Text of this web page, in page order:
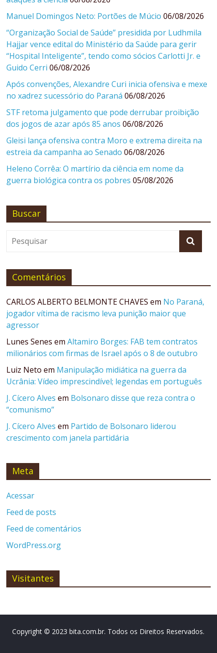
Manuel Domingos Neto: Portões de Múcio 06/08/2026
“Organização Social de Saúde” presidida por Ludhmila
Hajjar vence edital do Ministério da Saúde para gerir
“Hospital Inteligente”, tendo como sócios Carlotti Jr. e
Guido Cerri 06/08/2026
Após convenções, Alexandre Curi inicia ofensiva e mexe
no xadrez sucessório do Paraná 06/08/2026
STF retoma julgamento que pode derrubar proibição
dos jogos de azar após 85 anos 06/08/2026
Gleisi lança ofensiva contra Moro e extrema direita na
estreia da campanha ao Senado 06/08/2026
Heleno Corrêa: O martírio da ciência em nome da
guerra biológica contra os pobres 05/08/2026
Buscar
Comentários
CARLOS ALBERTO BELMONTE CHAVES em No Paraná,
jogador vítima de racismo leva punição maior que
agressor
Lunes Senes emAltamiro Borges: FAB tem contratos
milionários com firmas de Israel após o 8 de outubro
Luiz Neto em Manipulação midiática na guerra da
Ucrânia: Vídeo imprescindível; legendas em português
J. Cícero Alves em Bolsonaro disse que reza contra o
“comunismo”
J. Cícero Alves em Partido de Bolsonaro liderou
crescimento com janela partidária
Meta
Acessar
Feed de posts
Feed de comentários
WordPress.org
Visitantes
Copyright © 2023 bita.com.br. Todos os Direitos Reservados.